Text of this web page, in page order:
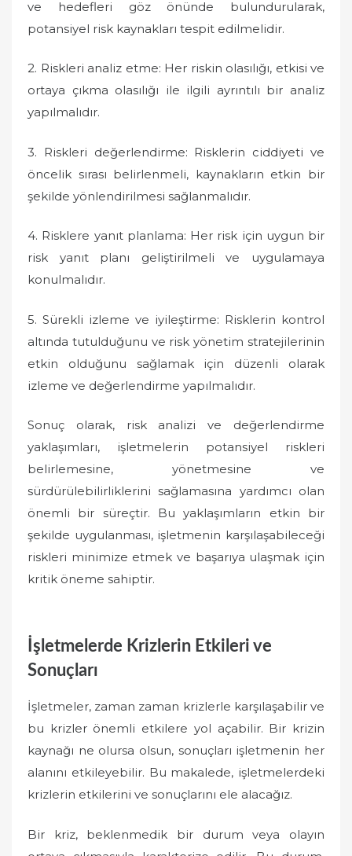
ve hedefleri göz önünde bulundurularak,
potansiyel risk kaynakları tespit edilmelidir.
2. Riskleri analiz etme: Her riskin olasılığı, etkisi ve
ortaya çıkma olasılığı ile ilgili ayrıntılı bir analiz
yapılmalıdır.
3. Riskleri değerlendirme: Risklerin ciddiyeti ve
öncelik sırası belirlenmeli, kaynakların etkin bir
şekilde yönlendirilmesi sağlanmalıdır.
4. Risklere yanıt planlama: Her risk için uygun bir
risk yanıt planı geliştirilmeli ve uygulamaya
konulmalıdır.
5. Sürekli izleme ve iyileştirme: Risklerin kontrol
altında tutulduğunu ve risk yönetim stratejilerinin
etkin olduğunu sağlamak için düzenli olarak
izleme ve değerlendirme yapılmalıdır.
Sonuç olarak, risk analizi ve değerlendirme
yaklaşımları, işletmelerin potansiyel riskleri
belirlemesine, yönetmesine ve
sürdürülebilirliklerini sağlamasına yardımcı olan
önemli bir süreçtir. Bu yaklaşımların etkin bir
şekilde uygulanması, işletmenin karşılaşabileceği
riskleri minimize etmek ve başarıya ulaşmak için
kritik öneme sahiptir.
İşletmelerde Krizlerin Etkileri ve
Sonuçları
İşletmeler, zaman zaman krizlerle karşılaşabilir ve
bu krizler önemli etkilere yol açabilir. Bir krizin
kaynağı ne olursa olsun, sonuçları işletmenin her
alanını etkileyebilir. Bu makalede, işletmelerdeki
krizlerin etkilerini ve sonuçlarını ele alacağız.
Bir kriz, beklenmedik bir durum veya olayın